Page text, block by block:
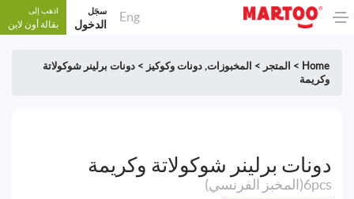
Eng سجَل
الدخول
اذهب إلى
بقالة أون لاين
Home
> المتجر > المخبوزات, دونات وكوكيز > دونات برلينر شوكولاتة
وكريمة
دونات برلينر شوكولاتة وكريمة
6pcs(المخبز الفرنسي)